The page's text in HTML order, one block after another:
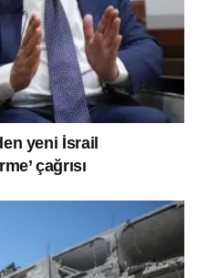
yeni İsrail
çağrısı